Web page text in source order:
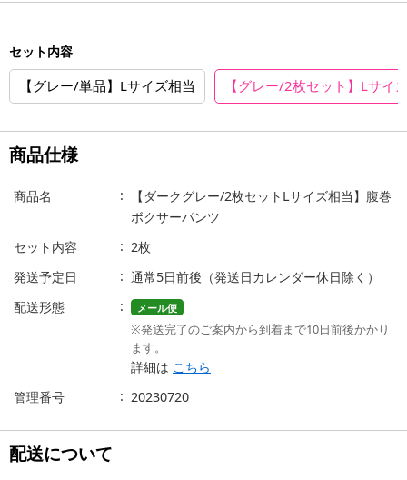
セット内容
【グレー/単品】Lサイズ相当 【グレー/2枚セット】Lサイ
商品仕様
商品名
【ダークグレー/2枚セットLサイズ相当】腹巻
ボクサーパンツ
セット内容
2枚
発送予定日
通常5日前後（発送日カレンダー休日除く）
配送形態
メール便
※発送完了のご案内から到着まで10日前後かかり
ます。
詳細は こちら
管理番号
20230720
配送について